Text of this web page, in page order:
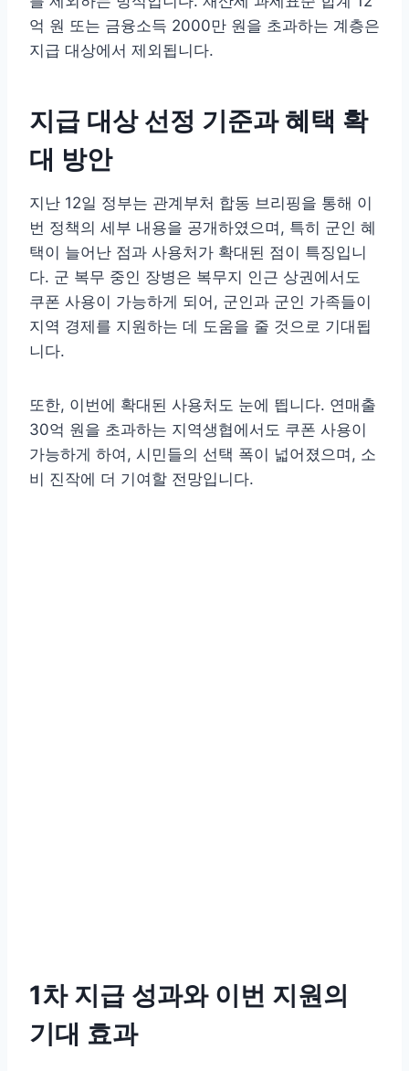
억 원 또는 금융소득 2000만 원을 초과하는 계층은
지급 대상에서 제외됩니다.
지급 대상 선정 기준과 혜택 확
대 방안
지난 12일 정부는 관계부처 합동 브리핑을 통해 이
번 정책의 세부 내용을 공개하였으며, 특히 군인 혜
택이 늘어난 점과 사용처가 확대된 점이 특징입니
다. 군 복무 중인 장병은 복무지 인근 상권에서도
쿠폰 사용이 가능하게 되어, 군인과 군인 가족들이
지역 경제를 지원하는 데 도움을 줄 것으로 기대됩
니다.
또한, 이번에 확대된 사용처도 눈에 띕니다. 연매출
30억 원을 초과하는 지역생협에서도 쿠폰 사용이
가능하게 하여, 시민들의 선택 폭이 넓어졌으며, 소
비 진작에 더 기여할 전망입니다.
1차 지급 성과와 이번 지원의
기대 효과